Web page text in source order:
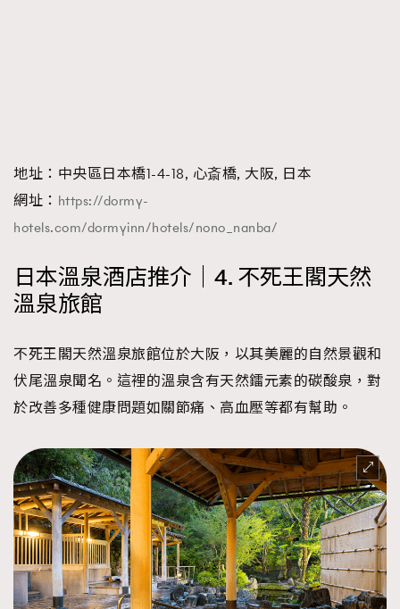
地址：中央區日本橋1-4-18, 心斎橋, 大阪, 日本
網址： https://dormy-
hotels.com/dormyinn/hotels/nono_nanba/
日本溫泉酒店推介｜4. 不死王閣天然
溫泉旅館
不死王閣天然溫泉旅館位於大阪，以其美麗的自然景觀和
伏尾溫泉聞名。這裡的溫泉含有天然鐳元素的碳酸泉，對
於改善多種健康問題如關節痛、高血壓等都有幫助。